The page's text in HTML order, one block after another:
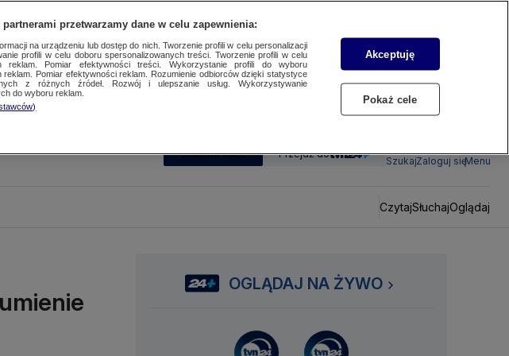
SUBSKRYBUJ Przejdź do
SzukajZaloguj sięMenu
CzytajSłuchajOglądaj
OGLĄDAJ NA ŻYWO
przetwarzamy dane w celu zapewnienia:
na urządzeniu lub dostęp do nich. Tworzenie profili w celu personalizacji
profili w celu doboru spersonalizowanych treści. Tworzenie profili w celu
reklam. Pomiar efektywności treści. Wykorzystanie profili do wyboru
reklam. Pomiar efektywności reklam. Rozumienie odbiorców dzięki statystyce
z różnych źródeł. Rozwój i ulepszanie usług. Wykorzystywanie
do wyboru reklam.
Akceptuję
Pokaż cele